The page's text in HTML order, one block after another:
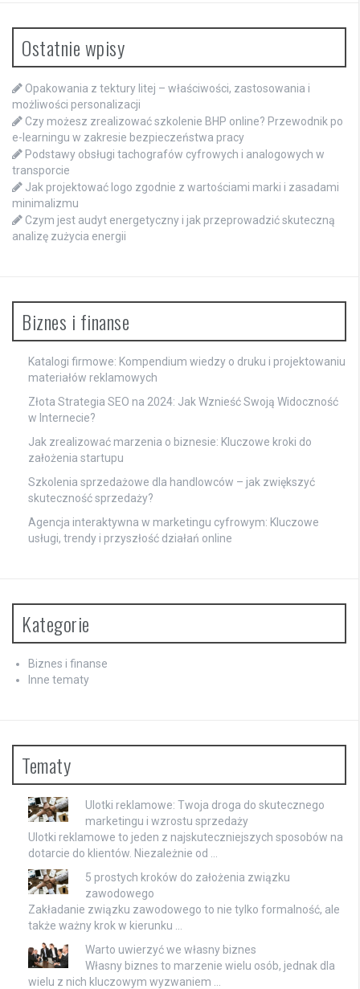
Ostatnie wpisy
Opakowania z tektury litej – właściwości, zastosowania i
możliwości personalizacji
Czy możesz zrealizować szkolenie BHP online? Przewodnik po
e-learningu w zakresie bezpieczeństwa pracy
Podstawy obsługi tachografów cyfrowych i analogowych w
transporcie
Jak projektować logo zgodnie z wartościami marki i zasadami
minimalizmu
Czym jest audyt energetyczny i jak przeprowadzić skuteczną
analizę zużycia energii
Biznes i finanse
Katalogi firmowe: Kompendium wiedzy o druku i projektowaniu
materiałów reklamowych
Złota Strategia SEO na 2024: Jak Wznieść Swoją Widoczność
w Internecie?
Jak zrealizować marzenia o biznesie: Kluczowe kroki do
założenia startupu
Szkolenia sprzedażowe dla handlowców – jak zwiększyć
skuteczność sprzedaży?
Agencja interaktywna w marketingu cyfrowym: Kluczowe
usługi, trendy i przyszłość działań online
Kategorie
Biznes i finanse
Inne tematy
Tematy
Ulotki reklamowe: Twoja droga do skutecznego
marketingu i wzrostu sprzedaży
Ulotki reklamowe to jeden z najskuteczniejszych sposobów na
dotarcie do klientów. Niezależnie od …
5 prostych kroków do założenia związku
zawodowego
Zakładanie związku zawodowego to nie tylko formalność, ale
także ważny krok w kierunku …
Warto uwierzyć we własny biznes
Własny biznes to marzenie wielu osób, jednak dla
wielu z nich kluczowym wyzwaniem …